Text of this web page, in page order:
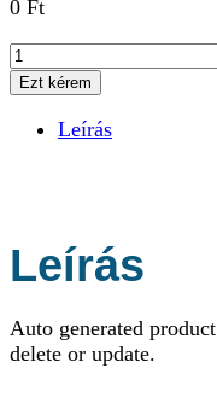
0 Ft
Membership
Product
mennyiség
Ezt kérem
Leírás
Leírás
Auto generated
delete or update.